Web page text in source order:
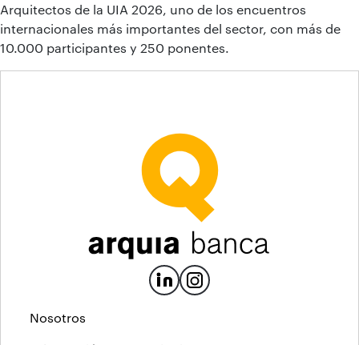
Arquitectos de la UIA 2026, uno de los encuentros
internacionales más importantes del sector, con más de
10.000 participantes y 250 ponentes.
Nosotros